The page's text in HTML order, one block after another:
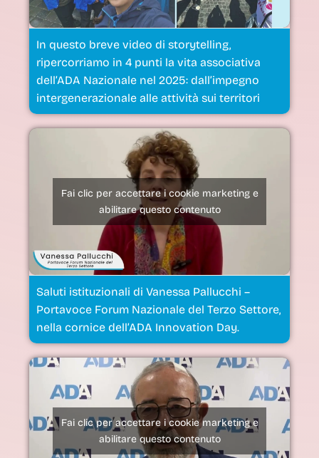
In questo breve video di storytelling,
ripercorriamo in 4 punti la vita associativa
dell’ADA Nazionale nel 2025: dall’impegno
intergenerazionale alle attività sui territori
Fai clic per accettare i cookie marketing e
abilitare questo contenuto
Saluti istituzionali di Vanessa Pallucchi –
Portavoce Forum Nazionale del Terzo Settore,
nella cornice dell’ADA Innovation Day.
Fai clic per accettare i cookie marketing e
abilitare questo contenuto